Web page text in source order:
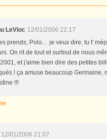
LeVioc 12/01/2006 22:17
prends, Polo... je veux dire, tu t'
On rit de tout et surtout de nous
et j'aime bien dire des petites
! ça amuse beaucoup Germaine,
!!!
12/01/2006 21:07